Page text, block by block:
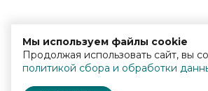
Мы используем файлы cookie
Продолжая использовать сайт, вы
политикой сбора и обработки